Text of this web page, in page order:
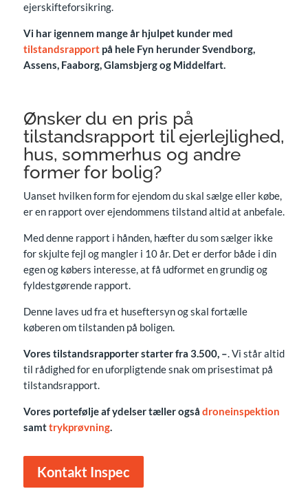
ejerskifteforsikring.
Vi har igennem mange år hjulpet kunder med
tilstandsrapportpå hele Fyn herunder Svendborg,
Assens, Faaborg, Glamsbjerg og Middelfart.
Ønsker du en pris på
tilstandsrapport til ejerlejlighed,
hus, sommerhus og andre
former for bolig?
Uanset hvilken form for ejendom du skal sælge eller købe,
er en rapport over ejendommens tilstand altid at anbefale.
Med denne rapport i hånden, hæfter du som sælger ikke
for skjulte fejl og mangler i 10 år. Det er derfor både i din
egen og købers interesse, at få udformet en grundig og
fyldestgørende rapport.
Denne laves ud fra et huseftersyn og skal fortælle
køberen om tilstanden på boligen.
Vores tilstandsrapporter starter fra 3.500, –. Vi står altid
til rådighed for en uforpligtende snak om prisestimat på
tilstandsrapport.
Vores portefølje af ydelser tæller også droneinspektion
samttrykprøvning.
Kontakt Inspec